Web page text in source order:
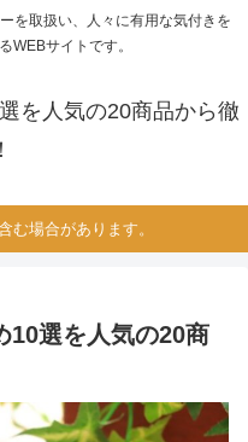
を取扱い、人々に有用な気付きを
WEBサイトです。
を人気の20商品から徹
む場合があります。
10選を人気の20商